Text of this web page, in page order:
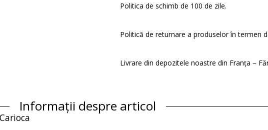
Politica de schimb de 100 de zile.
Politică de returnare a produselor în termen
Livrare din depozitele noastre din Franța –
Informații despre articol